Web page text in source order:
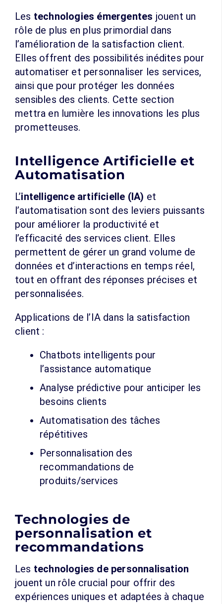
Les technologies émergentes jouent un
rôle de plus en plus primordial dans
l’amélioration de la satisfaction client.
Elles offrent des possibilités inédites pour
automatiser et personnaliser les services,
ainsi que pour protéger les données
sensibles des clients. Cette section
mettra en lumière les innovations les plus
prometteuses.
Intelligence Artificielle et
Automatisation
L’intelligence artificielle (IA) et
l’automatisation sont des leviers puissants
pour améliorer la productivité et
l’efficacité des services client. Elles
permettent de gérer un grand volume de
données et d’interactions en temps réel,
tout en offrant des réponses précises et
personnalisées.
Applications de l’IA dans la satisfaction
client :
Chatbots intelligents pour
l’assistance automatique
Analyse prédictive pour anticiper les
besoins clients
Automatisation des tâches
répétitives
Personnalisation des
recommandations de
produits/services
Technologies de
personnalisation et
recommandations
Les technologies de personnalisation
jouent un rôle crucial pour offrir des
expériences uniques et adaptées à chaque